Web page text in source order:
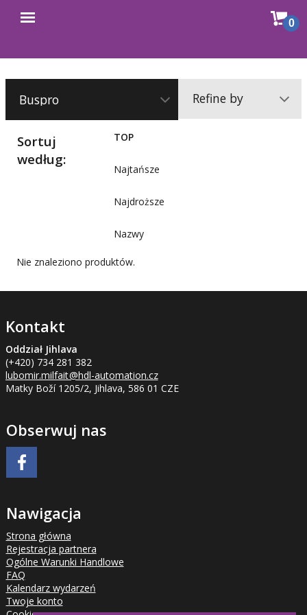
menu
0
Refine by
Sortuj
według:
TOP
Najtańsze
Najdroższe
Nazwy
Nie znaleziono produktów.
Kontakt
Oddział Jihlava
(+420) 734 281 382
lubomir.milfait@hdl-automation.cz
Matky Boží 1205/2, Jihlava, 586 01 CZE
Obserwuj nas
Nawigacja
Strona główna
Rejestracja partnera
Ogólne Warunki Handlowe
FAQ
Kalendarz wydarzeń
Twoje konto